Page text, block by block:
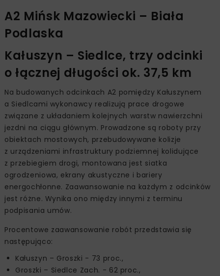
A2 Mińsk Mazowiecki – Biała
Podlaska
Kałuszyn – Siedlce, trzy odcinki
o łącznej długości ok. 37,5 km
Na budowanych odcinkach A2 pomiędzy Kałuszynem
a Siedlcami wykonawcy realizują prace drogowe
związane z układaniem kolejnych warstw nawierzchni
jezdni na ciągu głównym. Prowadzone są roboty przy
obiektach mostowych, przebudowywane kolizje
z urządzeniami infrastruktury podziemnej kolidujące
z przebiegiem drogi, montowana jest siatka
ogrodzeniowa, ekrany akustyczne i bariery
energochłonne. Zaawansowanie na każdym z odcinków
jest różne. Wynika ono między innymi z terminu
podpisania umów.
Procentowe zaawansowanie robót przedstawia się
następująco:
Kałuszyn – Groszki - 73 proc.,
Groszki – Siedlce Zach. - 62 proc.,